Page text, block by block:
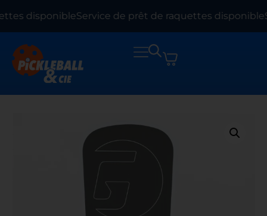
disponibleService de prêt de raquettes disponible